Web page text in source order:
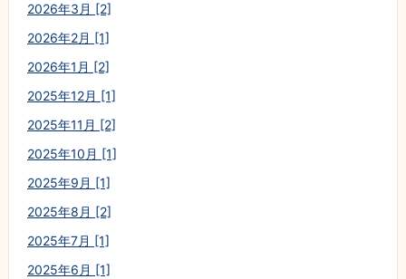
2026年3月 [2]
2026年2月 [1]
2026年1月 [2]
2025年12月 [1]
2025年11月 [2]
2025年10月 [1]
2025年9月 [1]
2025年8月 [2]
2025年7月 [1]
2025年6月 [1]